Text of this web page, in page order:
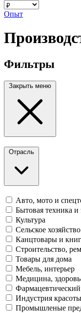
Опыт
Фильтры
Закрыть меню
Отрасль
Авто, мото и
Бытовая техника и
Культура
Сельское хозяйство
Канцтовары и
Строительство,
Товары для дома
Мебель, интерьер
Медицина,
Фармацевтический
Индустрия красоты
Промышленые